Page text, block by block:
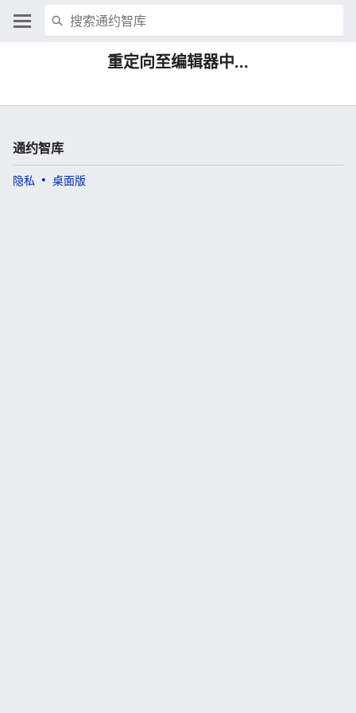
重定向至编辑器中...
通约智库
隐私 桌面版